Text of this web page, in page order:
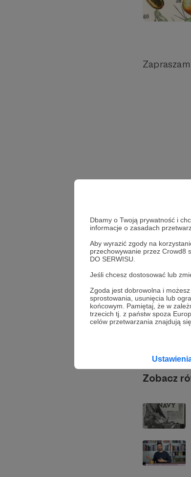
Dbamy o Twoją prywatność i
informacje o zasadach
Aby wyrazić zgody na
przechowywanie przez Crowd8
DO SERWISU.
Jeśli chcesz dostosować lub
Zgoda jest dobrowolna i
sprostowania, usunięcia lub
końcowym. Pamiętaj, że w
trzecich tj. z państw spoza
celów przetwarzania znajdują
materiały dla
Zobacz